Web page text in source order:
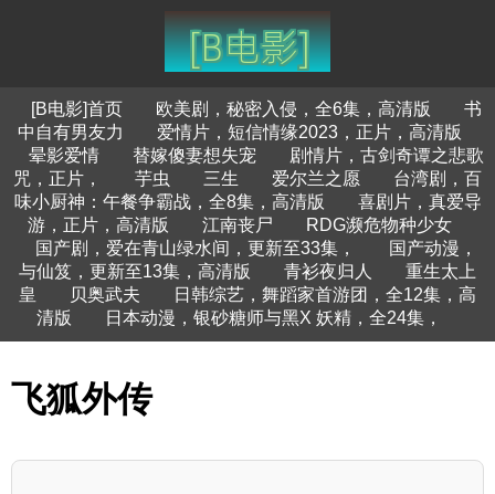
[B电影]首页 欧美剧，秘密入侵，全6集，高清版
书
中自有男友力
爱情片，短信情缘2023，正片，高清版
晕影爱情
替嫁傻妻想失宠
剧情片，古剑奇谭之悲歌
咒，正片，
芋虫 三生 爱尔兰之愿
台湾剧，百
味小厨神：午餐争霸战，全8集，高清版
喜剧片，真爱导
游，正片，高清版
江南丧尸
RDG濒危物种少女
国产剧，爱在青山绿水间，更新至33集，
国产动漫，
与仙笈，更新至13集，高清版
青衫夜归人
重生太上
皇
贝奥武夫
日韩综艺，舞蹈家首游团，全12集，高
清版
日本动漫，银砂糖师与黑X 妖精，全24集，
飞狐外传